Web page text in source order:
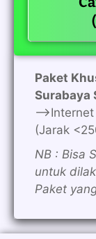
Paket
Surabaya
(Jarak
NB : Bisa
untuk
Paket